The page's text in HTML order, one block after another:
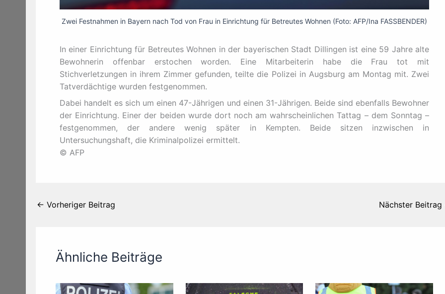
Zwei Festnahmen in Bayern nach Tod von Frau in Einrichtung für Betreutes Wohnen (Foto: AFP/Ina FASSBENDER)
In einer Einrichtung für Betreutes Wohnen in der bayerischen Stadt Dillingen ist eine 59 Jahre alte
Bewohnerin offenbar erstochen worden. Eine Mitarbeiterin habe die Frau tot mit
Stichverletzungen in ihrem Zimmer gefunden, teilte die Polizei in Augsburg am Montag mit. Zwei
Tatverdächtige wurden festgenommen.
Dabei handelt es sich um einen 47-Jährigen und einen 31-Jährigen. Beide sind ebenfalls Bewohner
der Einrichtung. Einer der beiden wurde dort noch am wahrscheinlichen Tattag – dem Sonntag –
festgenommen, der andere wenig später in Kempten. Beide sitzen inzwischen in
Untersuchungshaft, die Kriminalpolizei ermittelt.
© AFP
← Vorheriger Beitrag Nächster Beitrag
Ähnliche Beiträge